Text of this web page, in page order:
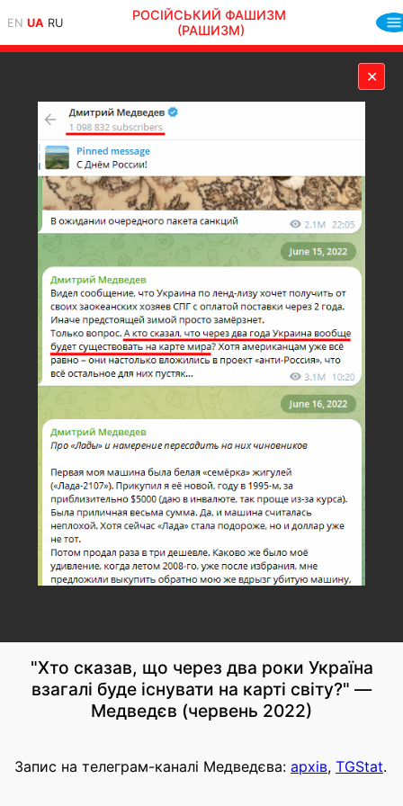
EN UA RU
РОСІЙСЬКИЙ ФАШИЗМ
(РАШИЗМ)
✕
"Хто сказав, що через два роки Україна
взагалі буде існувати на карті світу?" —
Медведєв (червень 2022)
Запис на телеграм-каналі Медведєва: архів, TGStat.